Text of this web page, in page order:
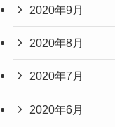
2020年9月
2020年8月
2020年7月
2020年6月